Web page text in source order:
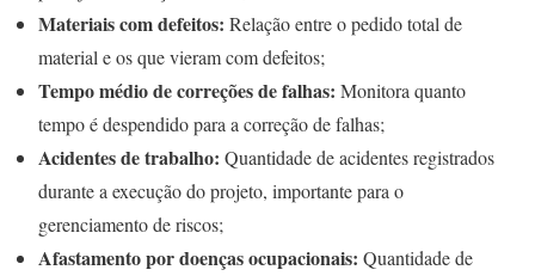
Materiais com defeitos: Relação entre o pedido total de
material e os que vieram com defeitos;
Tempo médio de correções de falhas: Monitora quanto
tempo é despendido para a correção de falhas;
Acidentes de trabalho: Quantidade de acidentes registrados
durante a execução do projeto, importante para o
gerenciamento de riscos;
Afastamento por doenças ocupacionais: Quantidade de